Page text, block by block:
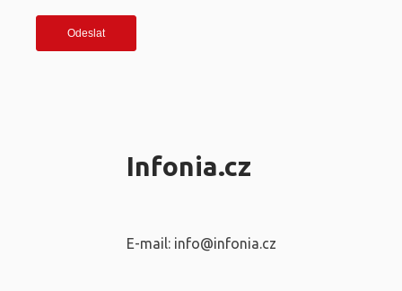
Infonia.cz
E-mail: info@infonia.cz